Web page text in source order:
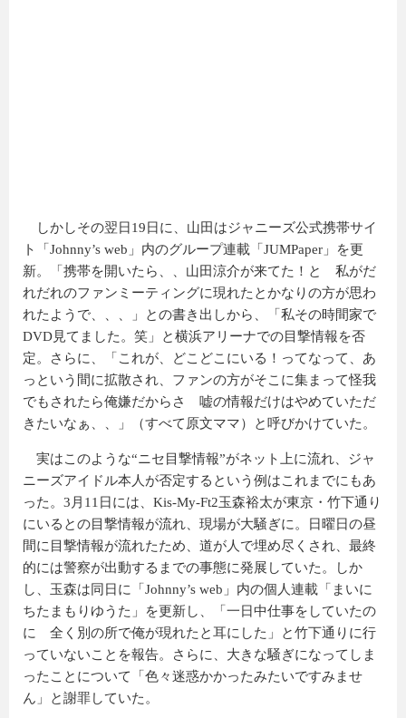
しかしその翌日19日に、山田はジャニーズ公式携帯サイ
ト「Johnny’s web」内のグループ連載「JUMPaper」を更
新。「携帯を開いたら、、山田涼介が来てた！と 私がだ
れだれのファンミーティングに現れたとかなりの方が思わ
れたようで、、、」との書き出しから、「私その時間家で
DVD見てました。笑」と横浜アリーナでの目撃情報を否
定。さらに、「これが、どこどこにいる！ってなって、あ
っという間に拡散され、ファンの方がそこに集まって怪我
でもされたら俺嫌だからさ 嘘の情報だけはやめていただ
きたいなぁ、、」（すべて原文ママ）と呼びかけていた。
実はこのような“ニセ目撃情報”がネット上に流れ、ジャ
ニーズアイドル本人が否定するという例はこれまでにもあ
った。3月11日には、Kis-My-Ft2玉森裕太が東京・竹下通り
にいるとの目撃情報が流れ、現場が大騒ぎに。日曜日の昼
間に目撃情報が流れたため、道が人で埋め尽くされ、最終
的には警察が出動するまでの事態に発展していた。しか
し、玉森は同日に「Johnny’s web」内の個人連載「まいに
ちたまもりゆうた」を更新し、「一日中仕事をしていたの
に 全く別の所で俺が現れたと耳にした」と竹下通りに行
っていないことを報告。さらに、大きな騒ぎになってしま
ったことについて「色々迷惑かかったみたいですみませ
ん」と謝罪していた。